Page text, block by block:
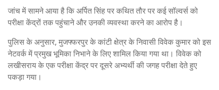
जांच में सामने आया है कि अर्पित सिंह पर कथित तौर पर कई सॉल्वर्स को
परीक्षा केंद्रों तक पहुंचाने और उनकी व्यवस्था करने का आरोप है।
पुलिस के अनुसार, मुजफ्फरपुर के कांटी क्षेत्र के निवासी विवेक कुमार को इस
नेटवर्क में प्रमुख भूमिका निभाने के लिए शामिल किया गया था। विवेक को
लखीसराय के एक परीक्षा केंद्र पर दूसरे अभ्यर्थी की जगह परीक्षा देते हुए
पकड़ा गया।